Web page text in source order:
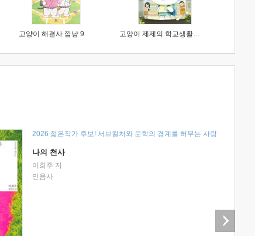
고양이 해결사 깜냥 9 고양이 제제의 학교생활 1 : 초등학생이 이렇게 힘들 줄이야
2026 젊은작가 후보! 서브컬처와 문학의 경계를 허무는 사랑
나의 천사
이희주 저
민음사